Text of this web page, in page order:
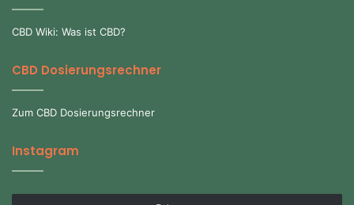
CBD Wiki: Was ist CBD?
CBD Dosierungsrechner
Zum CBD Dosierungsrechner
Instagram